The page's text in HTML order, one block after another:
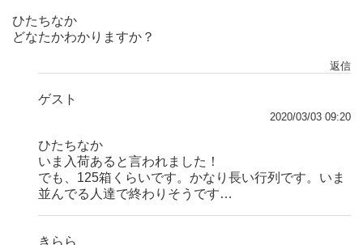
ひたちなか
どなたかわかりますか？
返信
ゲスト
2020/03/03 09:20
ひたちなか
いま入荷あると言われました！
でも、125箱くらいです。かなり長い行列です。いま
並んでる人達で終わりそうです…
きらら